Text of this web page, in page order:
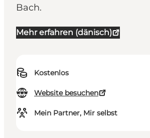
Bach.
Mehr erfahren (dänisch)
Kostenlos
Website besuchen
Mein Partner, Mir selbst